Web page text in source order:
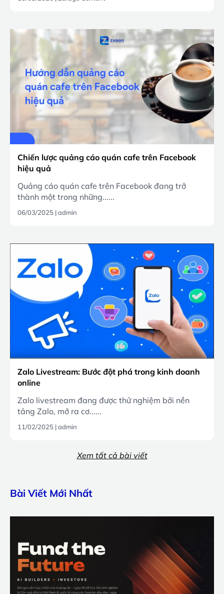
Chiến lược quảng cáo quán cafe trên Facebook
hiệu quả
Quảng cáo quán cafe trên Facebook đang trở
thành một trong những......
06/03/2025 |admin
Zalo Livestream: Bước đột phá trong kinh doanh
online
Zalo livestream đang được thử nghiệm bởi nền
tảng Zalo, mở ra cơ......
11/02/2025 |admin
Xem tất cả bài viết
Bài Viết Mới Nhất